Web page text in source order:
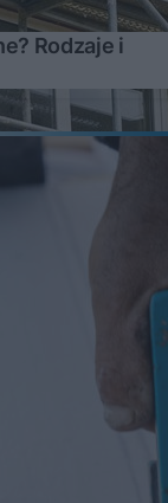
Rodzaje i